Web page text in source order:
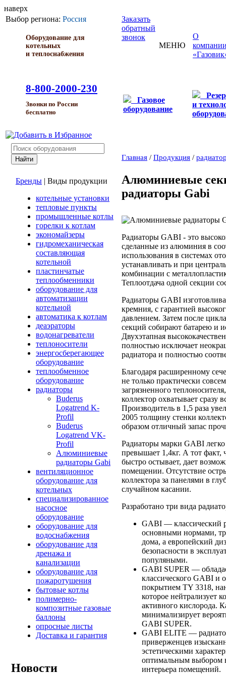
наверх
Выбор региона: Россия
Оборудование для
котельных
и теплоснабжения
8-800-2000-230
Звонки по России
бесплатно
Заказать
обратный
звонок
МЕНЮ
О
Газовое
оборудование
и
Бренды | Виды продукции
котельные установки
тепловые пункты
промышленные котлы
горелки к котлам
экономайзеры
гидромеханическая
составляющая
котельной
пластинчатые
теплообменники
оборудование для
автоматизации
котельной
автоматика к котлам
деаэраторы
водонагреватели
теплоносители
энергосберегающее
оборудование
теплообменное
оборудование
радиаторы
Buderus
Logatrend K-
Profil
Buderus
Logatrend VK-
Profil
Алюминиевые
радиаторы Gabi
вентиляционное
оборудование для
котельных
специализированное
насосное
оборудование
оборудование для
водоснабжения
оборудование для
дренажа и
канализации
оборудование для
пожаротушения
бытовые котлы
полимерно-
композитные газовые
баллоны
опросные листы
Доставка и гарантия
Новости
Главная / Продукция /
Алюминиевые
радиаторы Gabi
Радиаторы GABI - это
сделанные из алюминия в
использования в системах
устанавливать и при
комбинации с
Теплоотдача одной секции
Радиаторы GABI
кремния, с гарантией
давлением. Затем после
секций собирают батарею и
Двухэтапная
полностью исключает
радиатора и полностью
Благодаря расширенному
не только практически
загрязненного
коллектор охватывает
Производитель в 1,5 раза
2005 толщину стенки
образом отличный запас
Радиаторы марки GABI
превышает 1,4кг. А тот факт,
быстро остывает, дает
помещении. Отсутствие
коллектора за панелями в
случайном касании.
Разработано три вида
GABI — классический
основными нормами,
дома, а европейский
безопасности в
популяными.
GABI SUPER —
классического GABI
покрытием ТY 3318,
которое нейтрализует
активного кислорода.
минимализирует
GABI SUPER.
GABI ELITE —
приверженцев
эстетическими
оптимальным выбором
интерьера помещений.